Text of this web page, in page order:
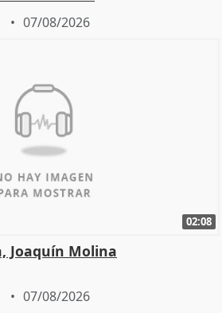
07/08/2026
02:08
Joaquín Molina
07/08/2026